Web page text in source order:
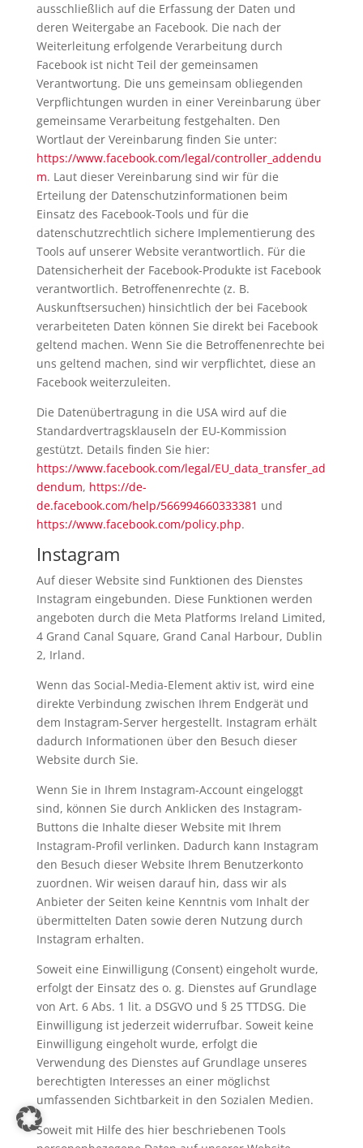
ausschließlich auf die Erfassung der Daten und
deren Weitergabe an Facebook. Die nach der
Weiterleitung erfolgende Verarbeitung durch
Facebook ist nicht Teil der gemeinsamen
Verantwortung. Die uns gemeinsam obliegenden
Verpflichtungen wurden in einer Vereinbarung über
gemeinsame Verarbeitung festgehalten. Den
Wortlaut der Vereinbarung finden Sie unter:
https://www.facebook.com/legal/controller_addendu
m. Laut dieser Vereinbarung sind wir für die
Erteilung der Datenschutzinformationen beim
Einsatz des Facebook-Tools und für die
datenschutzrechtlich sichere Implementierung des
Tools auf unserer Website verantwortlich. Für die
Datensicherheit der Facebook-Produkte ist Facebook
verantwortlich. Betroffenenrechte (z. B.
Auskunftsersuchen) hinsichtlich der bei Facebook
verarbeiteten Daten können Sie direkt bei Facebook
geltend machen. Wenn Sie die Betroffenenrechte bei
uns geltend machen, sind wir verpflichtet, diese an
Facebook weiterzuleiten.
Die Datenübertragung in die USA wird auf die
Standardvertragsklauseln der EU-Kommission
gestützt. Details finden Sie hier:
https://www.facebook.com/legal/EU_data_transfer_ad
dendum, https://de-
de.facebook.com/help/566994660333381 und
https://www.facebook.com/policy.php.
Instagram
Auf dieser Website sind Funktionen des Dienstes
Instagram eingebunden. Diese Funktionen werden
angeboten durch die Meta Platforms Ireland Limited,
4 Grand Canal Square, Grand Canal Harbour, Dublin
2, Irland.
Wenn das Social-Media-Element aktiv ist, wird eine
direkte Verbindung zwischen Ihrem Endgerät und
dem Instagram-Server hergestellt. Instagram erhält
dadurch Informationen über den Besuch dieser
Website durch Sie.
Wenn Sie in Ihrem Instagram-Account eingeloggt
sind, können Sie durch Anklicken des Instagram-
Buttons die Inhalte dieser Website mit Ihrem
Instagram-Profil verlinken. Dadurch kann Instagram
den Besuch dieser Website Ihrem Benutzerkonto
zuordnen. Wir weisen darauf hin, dass wir als
Anbieter der Seiten keine Kenntnis vom Inhalt der
übermittelten Daten sowie deren Nutzung durch
Instagram erhalten.
Soweit eine Einwilligung (Consent) eingeholt wurde,
erfolgt der Einsatz des o. g. Dienstes auf Grundlage
von Art. 6 Abs. 1 lit. a DSGVO und § 25 TTDSG. Die
Einwilligung ist jederzeit widerrufbar. Soweit keine
Einwilligung eingeholt wurde, erfolgt die
Verwendung des Dienstes auf Grundlage unseres
berechtigten Interesses an einer möglichst
umfassenden Sichtbarkeit in den Sozialen Medien.
Soweit mit Hilfe des hier beschriebenen Tools